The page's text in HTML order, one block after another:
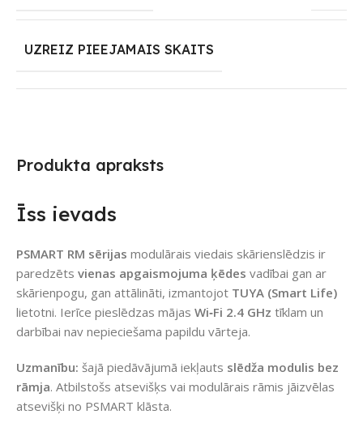
Produkta apraksts
Īss ievads
PSMART RM sērijas modulārais viedais skārienslēdzis ir
paredzēts vienas apgaismojuma ķēdes vadībai gan ar
skārienpogu, gan attālināti, izmantojot TUYA (Smart Life)
lietotni. Ierīce pieslēdzas mājas Wi‑Fi 2.4 GHz tīklam un
darbībai nav nepieciešama papildu vārteja.
Uzmanību: šajā piedāvājumā iekļauts slēdža modulis bez
rāmja. Atbilstošs atsevišķs vai modulārais rāmis jāizvēlas
atsevišķi no PSMART klāsta.
UZREIZ PIEEJAMAIS SKAITS